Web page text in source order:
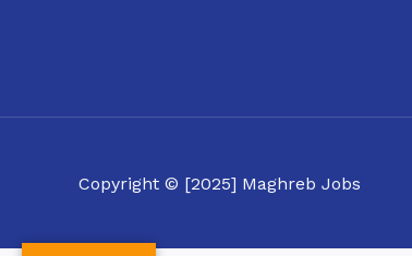
Copyright © [2025] Maghreb Jobs